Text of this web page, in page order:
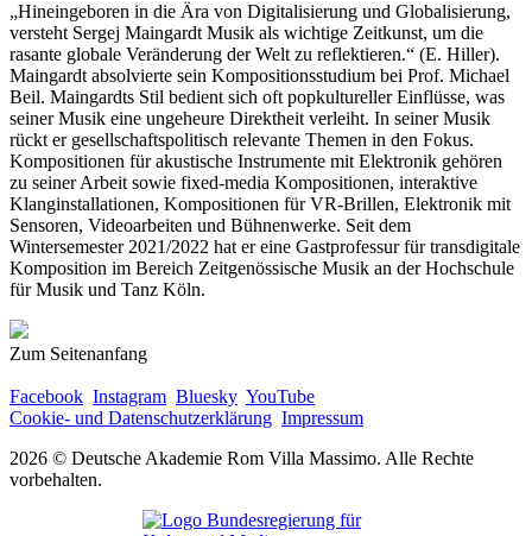
„Hineingeboren in die Ära von Digitalisierung und Globalisierung,
versteht Sergej Maingardt Musik als wichtige Zeitkunst, um die
rasante globale Veränderung der Welt zu reflektieren.“ (E. Hiller).
Maingardt absolvierte sein Kompositionsstudium bei Prof. Michael
Beil. Maingardts Stil bedient sich oft popkultureller Einflüsse, was
seiner Musik eine ungeheure Direktheit verleiht. In seiner Musik
rückt er gesellschaftspolitisch relevante Themen in den Fokus.
Kompositionen für akustische Instrumente mit Elektronik gehören
zu seiner Arbeit sowie fixed-media Kompositionen, interaktive
Klanginstallationen, Kompositionen für VR-Brillen, Elektronik mit
Sensoren, Videoarbeiten und Bühnenwerke. Seit dem
Wintersemester 2021/2022 hat er eine Gastprofessur für transdigitale
Komposition im Bereich Zeitgenössische Musik an der Hochschule
für Musik und Tanz Köln.
Zum Seitenanfang
Facebook Instagram Bluesky YouTube
Cookie- und Datenschutzerklärung Impressum
2026 © Deutsche Akademie Rom Villa Massimo. Alle Rechte
vorbehalten.